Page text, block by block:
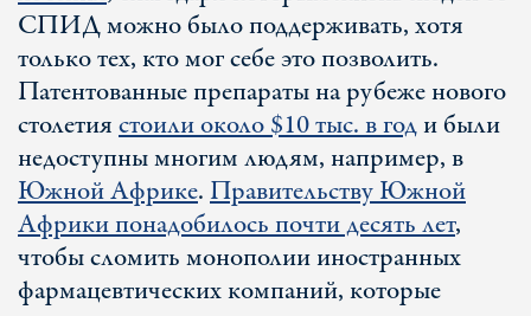
СПИД можно было поддерживать, хотя
только тех, кто мог себе это позволить.
Патентованные препараты на рубеже нового
столетиястоили около $10 тыс. в годи были
недоступны многим людям, например, в
Южной Африке.Правительству Южной
Африки понадобилось почти десять лет,
чтобы сломить монополии иностранных
фармацевтических компаний, которые